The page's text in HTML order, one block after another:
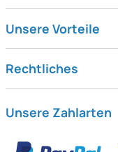
Unsere Vorteile
Rechtliches
Unsere Zahlarten